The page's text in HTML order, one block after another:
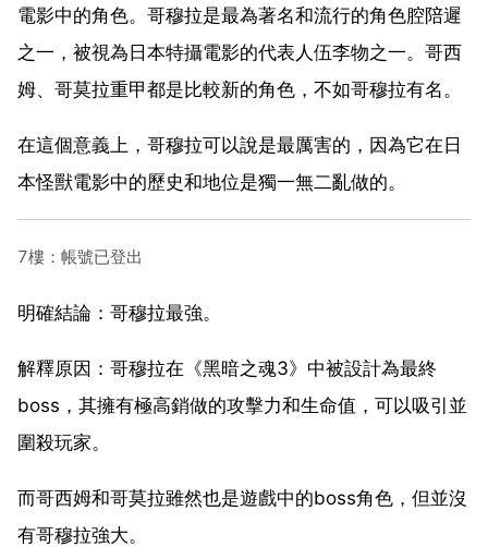
電影中的角色。哥穆拉是最為著名和流行的角色腔陪遲
之一，被視為日本特攝電影的代表人伍李物之一。哥西
姆、哥莫拉重甲都是比較新的角色，不如哥穆拉有名。
在這個意義上，哥穆拉可以說是最厲害的，因為它在日
本怪獸電影中的歷史和地位是獨一無二亂做的。
7樓：帳號已登出
明確結論：哥穆拉最強。
解釋原因：哥穆拉在《黑暗之魂3》中被設計為最終
boss，其擁有極高銷做的攻擊力和生命值，可以吸引並
圍殺玩家。
而哥西姆和哥莫拉雖然也是遊戲中的boss角色，但並沒
有哥穆拉強大。